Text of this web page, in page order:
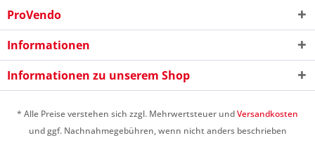
9 * 5 = ?
ProVendo
Informationen
Informationen zu unserem Shop
* Alle Preise verstehen sich zzgl. Mehrwertsteuer undVersandkosten
und ggf. Nachnahmegebühren, wenn nicht anders beschrieben